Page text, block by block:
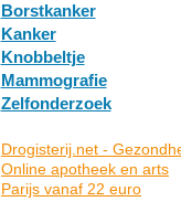
Borstkanker
Kanker
Knobbeltje
Mammografie
Zelfonderzoek